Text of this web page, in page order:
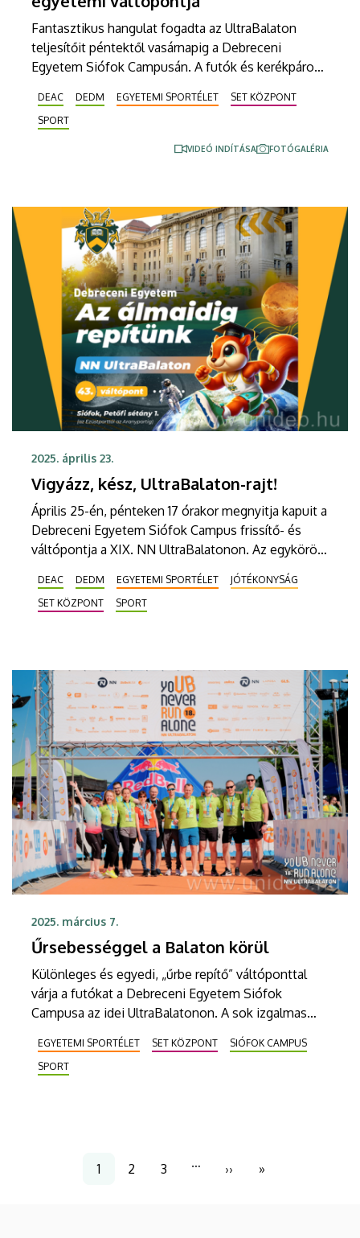
Fantasztikus hangulat fogadta az UltraBalaton
teljesítőit péntektől vasárnapig a Debreceni
Egyetem Siófok Campusán. A futók és kerékpáros
kísérőik visszajelzései alapján minden várakozást
fölülmúlt az egyetemi váltópont, ahol az
intézmény falai között is átfuthattak és
áttekerhettek. Debreceni sikerek is születtek a
DEAC DEDM EGYETEMI SPORTÉLET
SET KÖZPONT
SPORT
VIDEÓ INDÍTÁSA FOTÓGALÉRIA
2025. április 23.
Vigyázz, kész, UltraBalaton-rajt!
Április 25-én, pénteken 17 órakor megnyitja kapuit a
Debreceni Egyetem Siófok Campus frissítő- és
váltópontja a XIX. NN UltraBalatonon. Az egykörös
sportolók a DE aktivitásaival, játékaival,
ajándékaival. Sőt, a résztvevők az egyetem
DEAC DEDM EGYETEMI SPORTÉLET
JÓTÉKONYSÁG
SET KÖZPONT
SPORT
2025. március 7.
Űrsebességgel a Balaton körül
Különleges és egyedi, „űrbe repítő” váltóponttal
várja a futókat a Debreceni Egyetem Siófok
Campusa az idei UltraBalatonon. A sok izgalmas
hogy az egyetem szakemberei állandó orvosi
ellátást és masszázst is nyújtanak majd a viadal
EGYETEMI SPORTÉLET SET KÖZPONT
SIÓFOK CAMPUS
SPORT
Oldalszámozás
Jelenlegi
1
Page
2
Page
3
…
Következő
››
Utolsó
»